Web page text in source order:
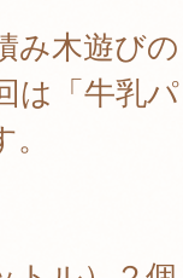
み木遊び
は「牛乳